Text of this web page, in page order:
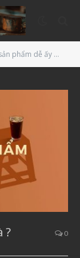
phẩm dễ ấy mà ?
? 0